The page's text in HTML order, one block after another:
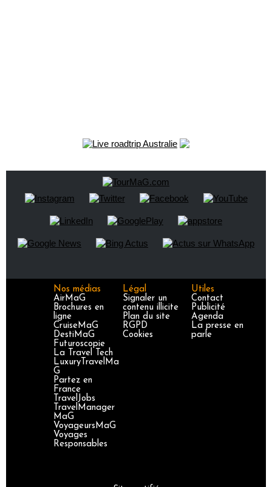
Nos médias
AirMaG
Brochures en
ligne
CruiseMaG
DestiMaG
Futuroscopie
La Travel Tech
LuxuryTravelMa
G
Partez en
France
TravelJobs
TravelManager
MaG
VoyageursMaG
Voyages
Responsables
Légal
Signaler un
contenu illicite
Plan du site
RGPD
Cookies
Utiles
Contact
Publicité
Agenda
La presse en
parle